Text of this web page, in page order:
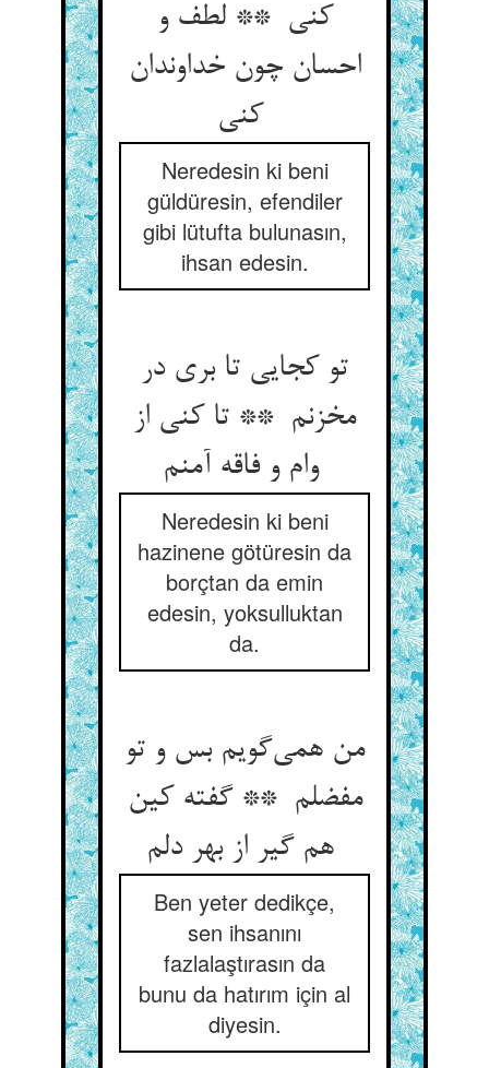
کنی ** لطف و
احسان چون خداوندان
Neredesin ki beni
güldüresin, efendiler
gibi lütufta bulunasın,
ihsan edesin.
تو کجایی تا بری در
مخزنم ** تا کنی از
وام و فاقه آمنم
Neredesin ki beni
hazinene götüresin da
borçtan da emin
edesin, yoksulluktan
da.
من همی‌گویم بس و تو
مفضلم ** گفته کین
Ben yeter dedikçe,
sen ihsanını
fazlalaştırasın da
bunu da hatırım için al
diyesin.